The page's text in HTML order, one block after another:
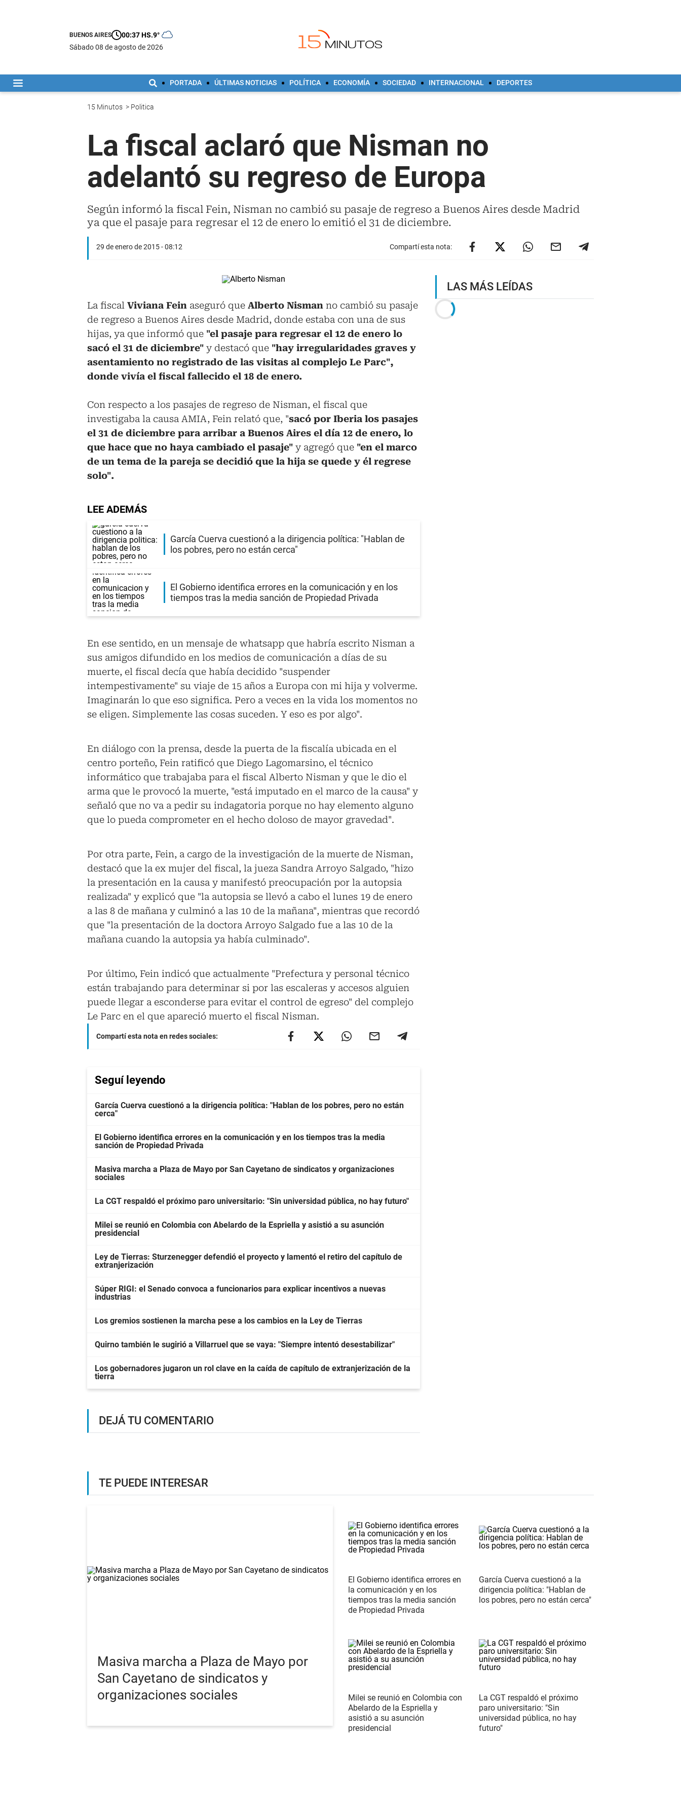
BUENOS AIRES 00:37 HS.9°
sábado 08 de agosto de 2026
PORTADA ÚLTIMAS NOTICIAS POLÍTICA ECONOMÍA SOCIEDAD INTERNACIONAL DEPORTES
15 Minutos > Politica
La fiscal aclaró que Nisman no
adelantó su regreso de Europa
Según informó la fiscal Fein, Nisman no cambió su pasaje de regreso a Buenos Aires desde Madrid
ya que el pasaje para regresar el 12 de enero lo emitió el 31 de diciembre.
29 de enero de 2015 - 08:12 Compartí esta nota:
La fiscal Viviana Fein aseguró que Alberto Nisman no cambió su pasaje
de regreso a Buenos Aires desde Madrid, donde estaba con una de sus
hijas, ya que informó que "el pasaje para regresar el 12 de enero lo
sacó el 31 de diciembre" y destacó que "hay irregularidades graves y
asentamiento no registrado de las visitas al complejo Le Parc",
donde vivía el fiscal fallecido el 18 de enero.
Con respecto a los pasajes de regreso de Nisman, el fiscal que
investigaba la causa AMIA, Fein relató que, "sacó por Iberia los pasajes
el 31 de diciembre para arribar a Buenos Aires el día 12 de enero, lo
que hace que no haya cambiado el pasaje" y agregó que "en el marco
de un tema de la pareja se decidió que la hija se quede y él regrese
solo".
LEE ADEMÁS
García Cuerva cuestionó a la dirigencia política: "Hablan de
los pobres, pero no están cerca"
El Gobierno identifica errores en la comunicación y en los
tiempos tras la media sanción de Propiedad Privada
En ese sentido, en un mensaje de whatsapp que habría escrito Nisman a
sus amigos difundido en los medios de comunicación a días de su
muerte, el fiscal decía que había decidido "suspender
intempestivamente" su viaje de 15 años a Europa con mi hija y volverme.
Imaginarán lo que eso significa. Pero a veces en la vida los momentos no
se eligen. Simplemente las cosas suceden. Y eso es por algo".
En diálogo con la prensa, desde la puerta de la fiscalía ubicada en el
centro porteño, Fein ratificó que Diego Lagomarsino, el técnico
informático que trabajaba para el fiscal Alberto Nisman y que le dio el
arma que le provocó la muerte, "está imputado en el marco de la causa" y
señaló que no va a pedir su indagatoria porque no hay elemento alguno
que lo pueda comprometer en el hecho doloso de mayor gravedad".
Por otra parte, Fein, a cargo de la investigación de la muerte de Nisman,
destacó que la ex mujer del fiscal, la jueza Sandra Arroyo Salgado, "hizo
la presentación en la causa y manifestó preocupación por la autopsia
realizada" y explicó que "la autopsia se llevó a cabo el lunes 19 de enero
a las 8 de mañana y culminó a las 10 de la mañana", mientras que recordó
que "la presentación de la doctora Arroyo Salgado fue a las 10 de la
mañana cuando la autopsia ya había culminado".
Por último, Fein indicó que actualmente "Prefectura y personal técnico
están trabajando para determinar si por las escaleras y accesos alguien
puede llegar a esconderse para evitar el control de egreso" del complejo
Le Parc en el que apareció muerto el fiscal Nisman.
Compartí esta nota en redes sociales:
Seguí leyendo
García Cuerva cuestionó a la dirigencia política: "Hablan de los pobres, pero no están
cerca"
El Gobierno identifica errores en la comunicación y en los tiempos tras la media
sanción de Propiedad Privada
Masiva marcha a Plaza de Mayo por San Cayetano de sindicatos y organizaciones
sociales
La CGT respaldó el próximo paro universitario: "Sin universidad pública, no hay futuro"
Milei se reunió en Colombia con Abelardo de la Espriella y asistió a su asunción
presidencial
Ley de Tierras: Sturzenegger defendió el proyecto y lamentó el retiro del capítulo de
extranjerización
Súper RIGI: el Senado convoca a funcionarios para explicar incentivos a nuevas
industrias
Los gremios sostienen la marcha pese a los cambios en la Ley de Tierras
Quirno también le sugirió a Villarruel que se vaya: "Siempre intentó desestabilizar"
Los gobernadores jugaron un rol clave en la caída de capítulo de extranjerización de la
tierra
DEJÁ TU COMENTARIO
LAS MÁS LEÍDAS
TE PUEDE INTERESAR
Masiva marcha a Plaza de Mayo por
San Cayetano de sindicatos y
organizaciones sociales
El Gobierno identifica errores en
la comunicación y en los
tiempos tras la media sanción
de Propiedad Privada
García Cuerva cuestionó a la
dirigencia política: "Hablan de
los pobres, pero no están cerca"
Milei se reunió en Colombia con
Abelardo de la Espriella y
asistió a su asunción
presidencial
La CGT respaldó el próximo
paro universitario: "Sin
universidad pública, no hay
futuro"